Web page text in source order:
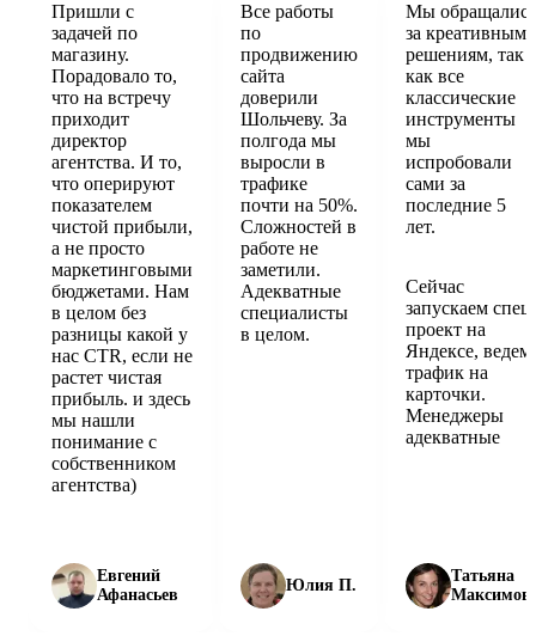
Пришли с
задачей по
магазину.
Порадовало то,
что на встречу
приходит
директор
агентства. И то,
что оперируют
показателем
чистой прибыли,
а не просто
маркетинговыми
бюджетами. Нам
в целом без
разницы какой у
нас CTR, если не
растет чистая
прибыль. и здесь
мы нашли
понимание с
собственником
агентства)
Евгений
Афанасьев
Все работы
по
продвижению
сайта
доверили
Шольчеву. За
полгода мы
выросли в
трафике
почти на 50%.
Сложностей в
работе не
заметили.
Адекватные
специалисты
в целом.
Юлия П.
Мы обращались
за креативными
решениям, так
как все
классические
инструменты
мы
испробовали
сами за
последние 5
лет.
Сейчас
запускаем спец
проект на
Яндексе, ведем
трафик на
карточки.
Менеджеры
адекватные
Татьяна